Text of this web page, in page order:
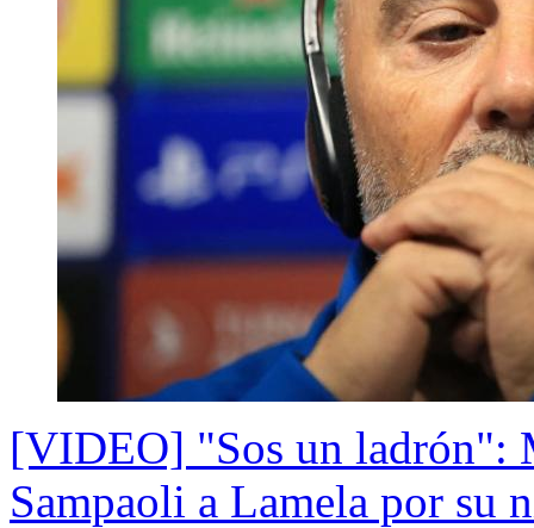
[VIDEO] "Sos un ladrón":
Sampaoli a Lamela por su